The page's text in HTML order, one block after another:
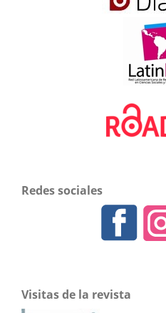
Redes sociales
Visitas de la revista